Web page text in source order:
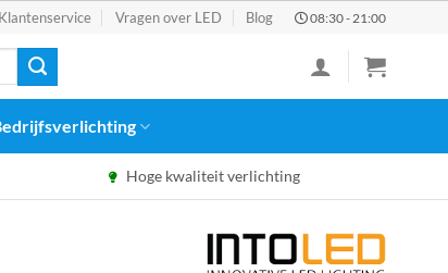
Klantenservice Vragen over LED Blog 08:30 - 21:00
Hoge kwaliteit verlichting